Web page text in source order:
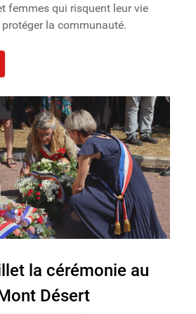
femmes qui risquent leur vie
la communauté.
la cérémonie au
Désert